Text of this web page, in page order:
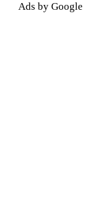
Ads by Google